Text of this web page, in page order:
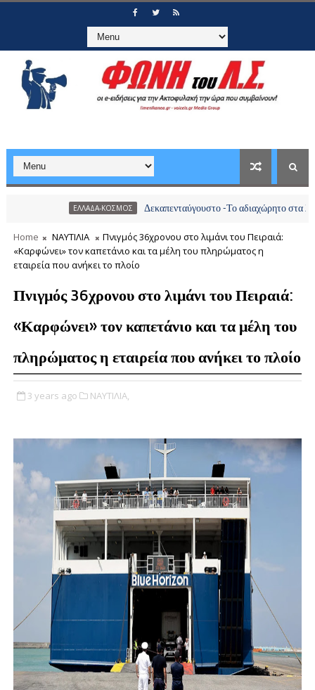
ΕΛΛΑΔΑ-ΚΟΣΜΟΣ Δεκαπενταύγουστο -Το αδιαχώρητο στα λιμάνια,
Home ΝΑΥΤΙΛΙΑ
Πνιγμός 36χρονου στο λιμάνι του Πειραιά:
«Καρφώνει» τον καπετάνιο και τα μέλη του πληρώματος η
εταιρεία που ανήκει το πλοίο
Πνιγμός 36χρονου στο λιμάνι του Πειραιά:
«Καρφώνει» τον καπετάνιο και τα μέλη του
πληρώματος η εταιρεία που ανήκει το πλοίο
3 years ago ΝΑΥΤΙΛΙΑ,